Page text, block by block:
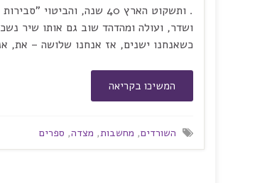
ושדר, ועולה ומהדהד שוב גם אותו שיר
כשאנחנו ישנים, אז אנחנו שלושה – את,
המשיכו בקריאה
השורדים, מחשבות, מצדה, ספרים